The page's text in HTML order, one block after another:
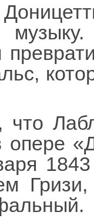
что
опере